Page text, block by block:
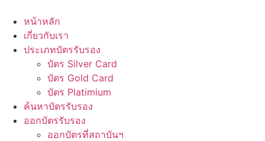
content
หน้าหลัก
เกี่ยวกับเรา
ประเภทบัตรรับรอง
บัตร Silver Card
บัตร Gold Card
บัตร Platimium
ค้นหาบัตรรับรอง
ออกบัตรรับรอง
ออกบัตรที่สถาบันฯ